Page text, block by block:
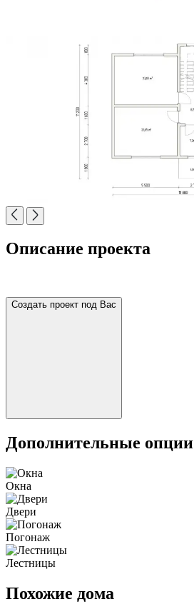
Описание проекта
Создать проект под Вас
Дополнительные опции
Окна
Двери
Погонаж
Лестницы
Похожие дома